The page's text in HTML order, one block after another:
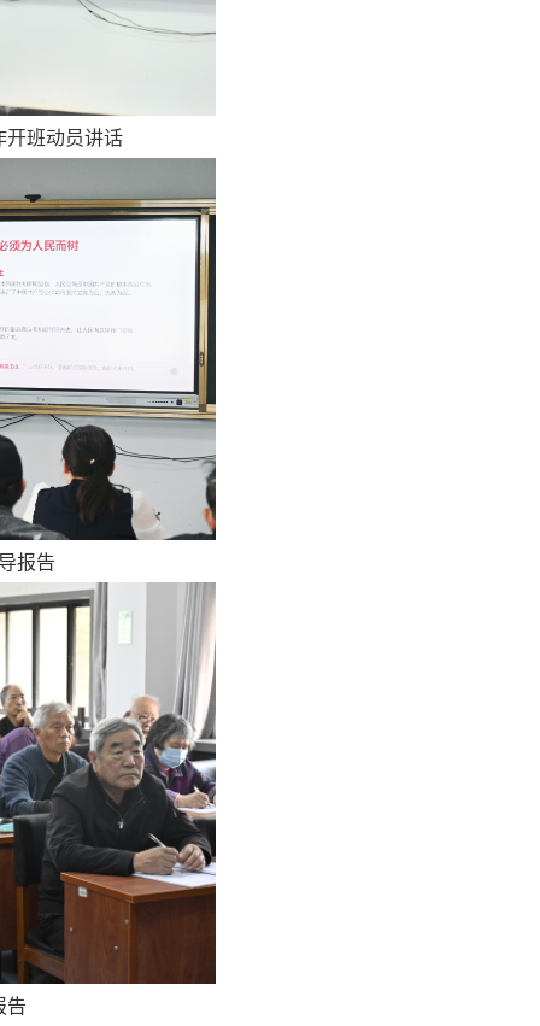
开班动员讲话
报告
告